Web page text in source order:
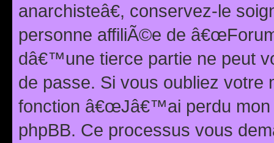
anarchisteâ€, conservez-le
personne affiliÃ©e de
dâ€™une tierce partie ne peut
de passe. Si vous oubliez votre
fonction â€œJâ€™ai perdu mon
phpBB. Ce processus vous